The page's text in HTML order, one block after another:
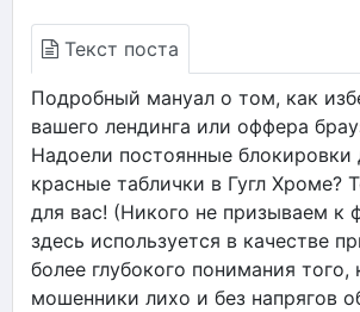
Текст поста
Подробный мануал о том, как
вашего лендинга или оффера
Надоели постоянные блокировки
красные таблички в Гугл Хроме?
для вас! (Никого не призываем к
здесь используется в качестве
более глубокого понимания того,
мошенники лихо и без напрягов